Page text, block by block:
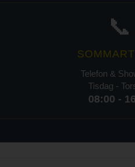
📞
Telefon &
Tisdag -
08:00 -